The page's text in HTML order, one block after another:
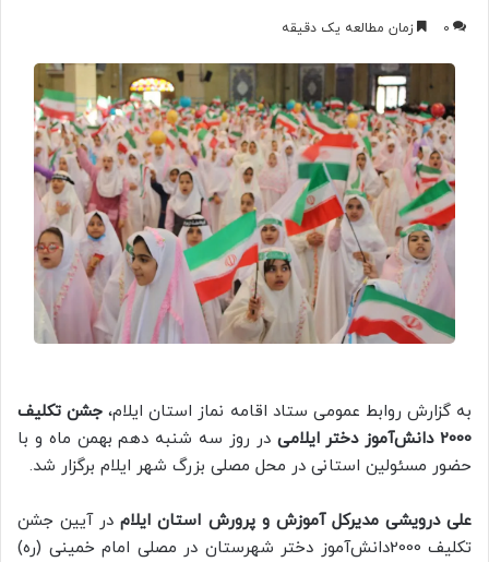
0 زمان مطالعه یک دقیقه
به گزارش روابط عمومی ستاد اقامه نماز استان ایلام، جشن تکلیف
2000 دانش‌آموز دختر ایلامی
در روز سه شنبه دهم بهمن ماه و با
حضور مسئولین استانی در محل مصلی بزرگ شهر ایلام برگزار شد.
علی درویشی مدیرکل آموزش و پرورش استان ایلامدر آیین جشن
تکلیف 2000دانش‌آموز دختر شهرستان در مصلی امام خمینی (ره)